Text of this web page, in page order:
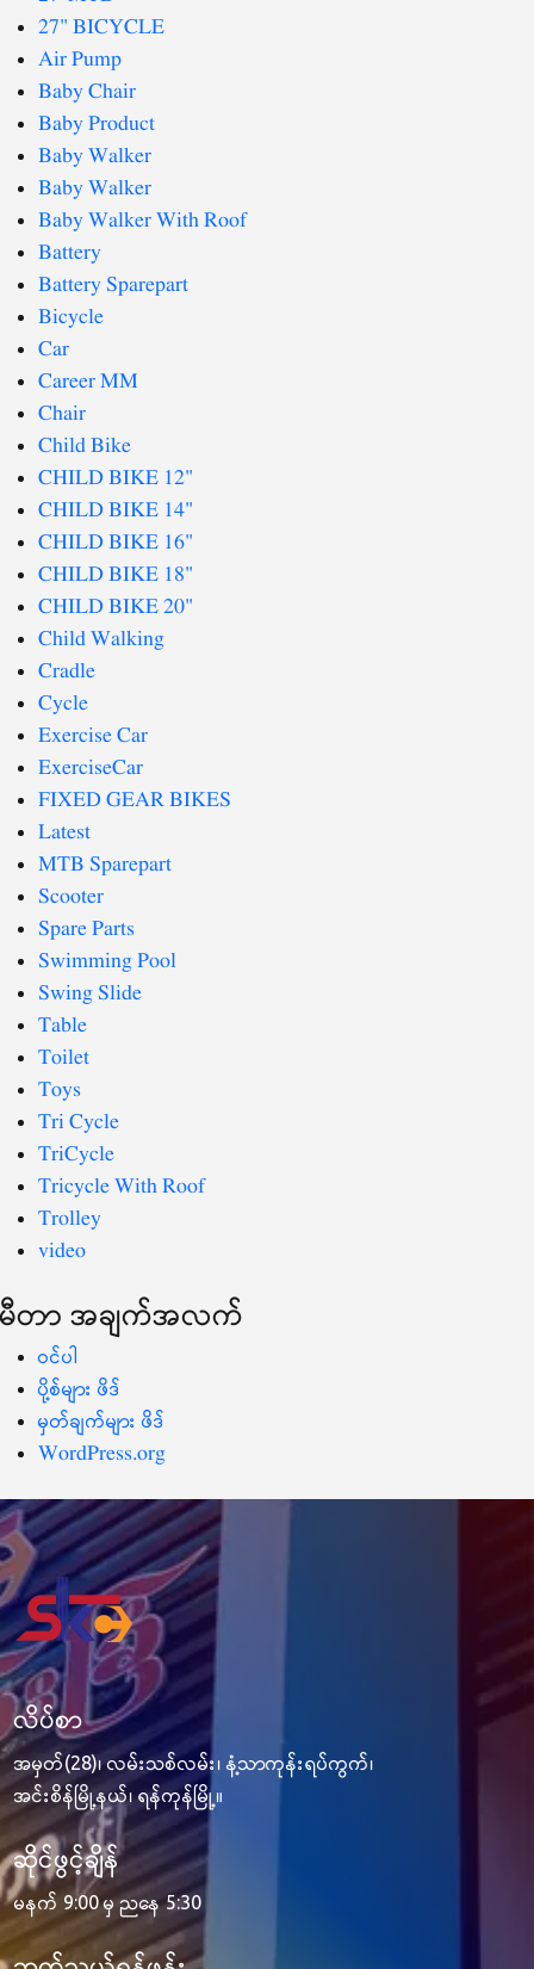
27" BICYCLE
Air Pump
Baby Chair
Baby Product
Baby Walker
Baby Walker
Baby Walker With Roof
Battery
Battery Sparepart
Bicycle
Car
Career MM
Chair
Child Bike
CHILD BIKE 12"
CHILD BIKE 14"
CHILD BIKE 16"
CHILD BIKE 18"
CHILD BIKE 20"
Child Walking
Cradle
Cycle
Exercise Car
ExerciseCar
FIXED GEAR BIKES
Latest
MTB Sparepart
Scooter
Spare Parts
Swimming Pool
Swing Slide
Table
Toilet
Toys
Tri Cycle
TriCycle
Tricycle With Roof
Trolley
video
မီတာ အချက်အလက်
ဝင်ပါ
ပို့စ်များ ဖိဒ်
မှတ်ချက်များ ဖိဒ်
WordPress.org
လိပ်စာ
အမှတ်(28)၊ လမ်းသစ်လမ်း၊ နံ့သာကုန်းရပ်ကွက်၊
အင်းစိန်မြို့နယ်၊ ရန်ကုန်မြို့။
ဆိုင်ဖွင့်ချိန်
မနက် 9:00 မှ ညနေ 5:30